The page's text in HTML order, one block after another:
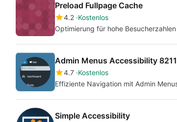
Preload Fullpage Cache
4.2 Kostenlos
Optimierung für hohe
Admin Menus Accessibility
4.7 Kostenlos
Effiziente Navigation mit Admin
Simple Accessibility